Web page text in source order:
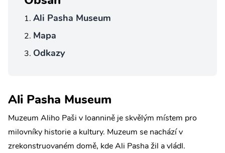
Ali Pasha Museum
Mapa
Odkazy
Ali Pasha Museum
Muzeum Aliho Paši v Ioannině je skvělým místem pro
milovníky historie a kultury. Muzeum se nachází v
zrekonstruovaném domě, kde Ali Pasha žil a vládl.